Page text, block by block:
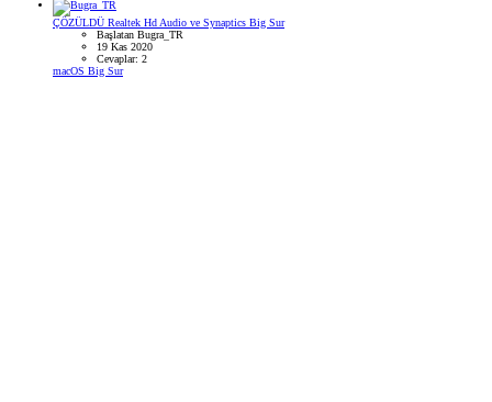
ÇÖZÜLDÜ Realtek Hd Audio ve Synaptics Big Sur
Başlatan Bugra_TR
19 Kas 2020
Cevaplar: 2
macOS Big Sur